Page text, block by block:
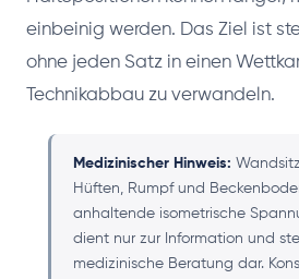
einbeinig werden. Das Ziel ist
ohne jeden Satz in einen
Technikabbau zu verwandeln.
Medizinischer Hinweis:
Hüften, Rumpf und
anhaltende isometrische
dient nur zur Information und
medizinische Beratung dar.